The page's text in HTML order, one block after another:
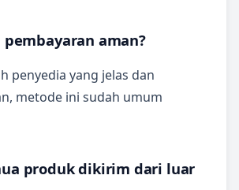
aman?
penyedia yang jelas dan
metode ini sudah umum
produk dikirim dari luar